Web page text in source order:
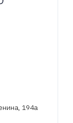
194а